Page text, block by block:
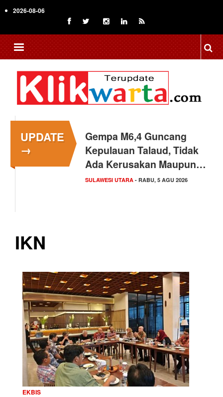
to
content
2026-08-06
UPDATE
→
Gempa M6,4 Guncang
Kepulauan Talaud, Tidak
Ada Kerusakan Maupun…
SULAWESI UTARA - RABU, 5 AGU 2026
IKN
EKBIS